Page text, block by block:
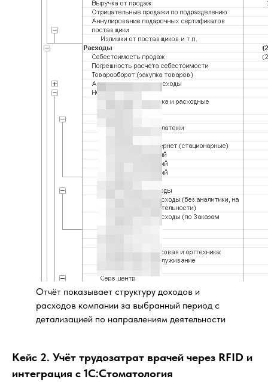
Отчёт показывает структуру доходов и
расходов компании за выбранный период с
детализацией по направлениям деятельности
Кейс 2. Учёт трудозатрат врачей через RFID и
интеграция с 1С:Стоматология